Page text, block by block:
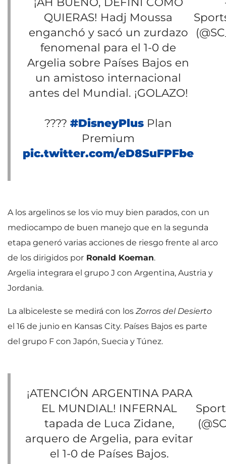
QUIERAS! Hadj Moussa
enganchó y sacó un zurdazo
fenomenal para el 1-0 de
Argelia sobre Países Bajos en
un amistoso internacional
antes del Mundial. ¡GOLAZO!
???? #DisneyPlus Plan
Premium
pic.twitter.com/eD8SuFPFbe
A los argelinos se los vio muy bien parados, con un
mediocampo de buen manejo que en la segunda
etapa generó varias acciones de riesgo frente al arco
de los dirigidos por Ronald Koeman.
Argelia integrara el grupo J con Argentina, Austria y
Jordania.
La albiceleste se medirá con los Zorros del Desierto
el 16 de junio en Kansas City. Países Bajos es parte
del grupo F con Japón, Suecia y Túnez.
¡ATENCIÓN ARGENTINA PARA
EL MUNDIAL! INFERNAL
tapada de Luca Zidane,
arquero de Argelia, para evitar
el 1-0 de Países Bajos.